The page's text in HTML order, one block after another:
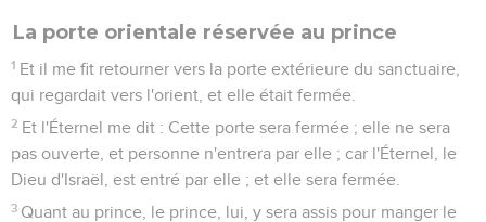
La porte orientale réservée au prince
1 Et il me fit retourner vers la porte extérieure du sanctuaire,
qui regardait vers l'orient, et elle était fermée.
2 Et l'Éternel me dit : Cette porte sera fermée ; elle ne sera
pas ouverte, et personne n'entrera par elle ; car l'Éternel, le
Dieu d'Israël, est entré par elle ; et elle sera fermée.
3 Quant au prince, le prince, lui, y sera assis pour manger le